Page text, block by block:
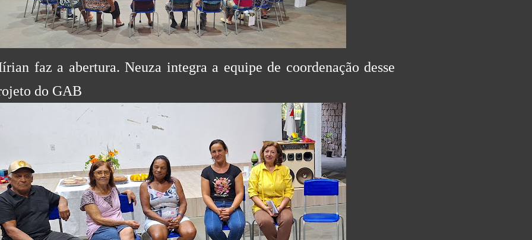
faz a abertura. Neuza integra a equipe de coordenação desse
do GAB